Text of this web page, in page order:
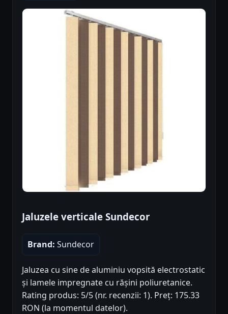
Jaluzele verticale Sundecor
Brand: Sundecor
Jaluzea cu sine de aluminiu vopsită electrostatic
și lamele impregnate cu rășini poliuretanice.
Rating produs: 5/5 (nr. recenzii: 1). Preț: 175.33
RON (la momentul datelor).